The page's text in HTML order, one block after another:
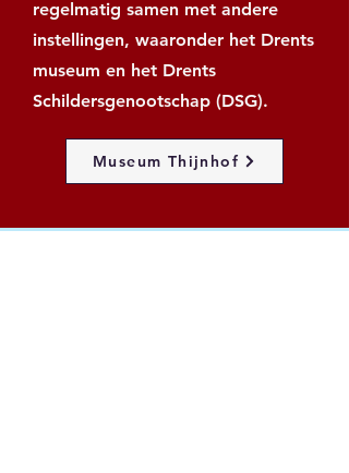
regelmatig samen met andere
instellingen, waaronder het Drents
museum en het Drents
Schildersgenootschap (DSG).
Museum Thijnhof